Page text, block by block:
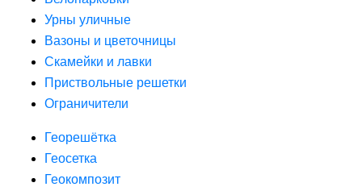
Урны уличные
Вазоны и цветочницы
Скамейки и лавки
Приствольные решетки
Ограничители
Георешётка
Геосетка
Геокомпозит